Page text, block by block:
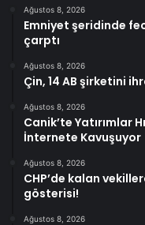
Ağustos 8, 2026
Emniyet şeridinde
çarptı
Ağustos 8, 2026
Çin, 14 AB şirketini
Ağustos 8, 2026
Canik’te Yatırımlar
İnternete Kavuşuyor
Ağustos 8, 2026
CHP’de kalan
gösterisi!
Ağustos 8, 2026